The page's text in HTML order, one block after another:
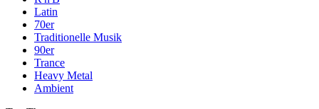
Latin
70er
Traditionelle Musik
90er
Trance
Heavy Metal
Ambient